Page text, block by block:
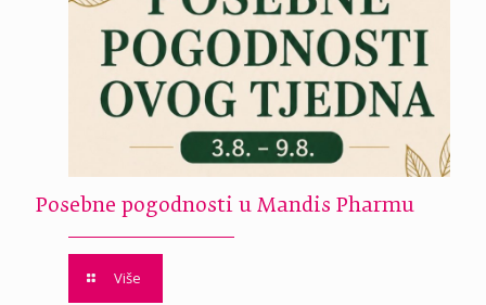
Posebne pogodnosti u Mandis Pharmu
Više